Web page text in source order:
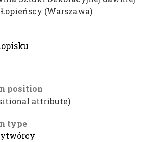
(Warszawa)
position
attribute)
type